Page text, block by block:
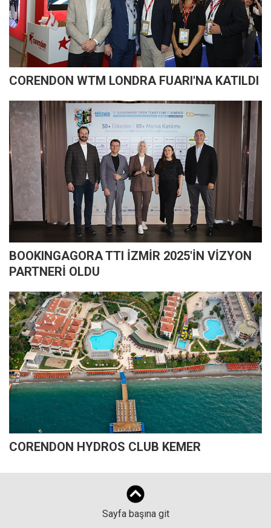
CORENDON WTM LONDRA FUARI'NA KATILDI
BOOKINGAGORA TTI İZMİR 2025'İN VİZYON
PARTNERİ OLDU
CORENDON HYDROS CLUB KEMER
Sayfa başına git